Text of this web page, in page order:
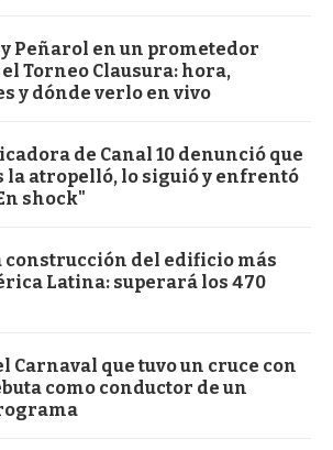
y Peñarol en un prometedor
Torneo Clausura: hora,
y dónde verlo en vivo
de Canal 10 denunció que
la atropelló, lo siguió y enfrentó
shock"
construcción del edificio más
Latina: superará los 470
Carnaval que tuvo un cruce con
como conductor de un